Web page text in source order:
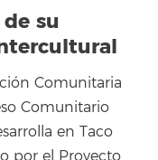
su
Comunitaria
Comunitario
en Taco
por el Proyecto